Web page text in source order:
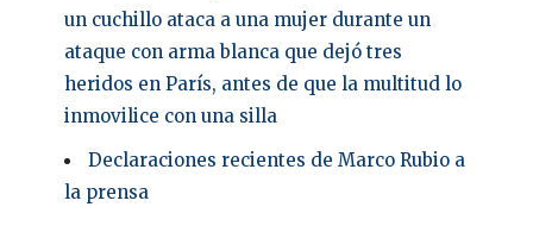
un cuchillo ataca a una mujer durante un
ataque con arma blanca que dejó tres
heridos en París, antes de que la multitud lo
inmovilice con una silla
Declaraciones recientes de Marco Rubio a
la prensa